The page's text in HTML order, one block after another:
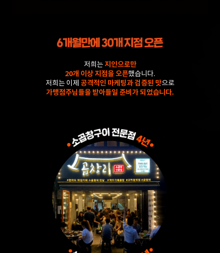
저희는지인으로만
20개 이상 지점을 오픈했습니다.
저희는 이제 공격적인 마케팅과 검증된 맛으로
가맹점주님들을 받아들일 준비가 되었습니다.